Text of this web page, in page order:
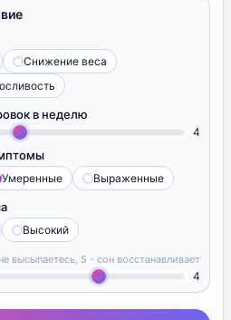
Снижение веса
в неделю
4
Умеренные Выраженные
Высокий
высыпаетесь, 5 - сон восстанавливает
4